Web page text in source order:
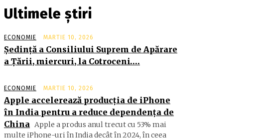
Ultimele știri
ECONOMIE MARTIE 10, 2026
Şedinţă a Consiliului Suprem de Apărare
a Ţării, miercuri, la Cotroceni….
ECONOMIE MARTIE 10, 2026
Apple accelerează producția de iPhone
în India pentru a reduce dependența de
China Apple a produs anul trecut cu 53% mai
multe iPhone-uri în India decât în 2024, în ceea